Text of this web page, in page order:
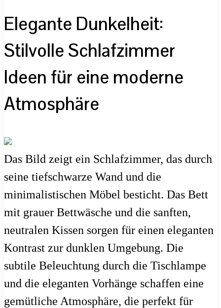
Elegante Dunkelheit:
Stilvolle Schlafzimmer
Ideen für eine moderne
Atmosphäre
Das Bild zeigt ein Schlafzimmer, das durch
seine tiefschwarze Wand und die
minimalistischen Möbel besticht. Das Bett
mit grauer Bettwäsche und die sanften,
neutralen Kissen sorgen für einen eleganten
Kontrast zur dunklen Umgebung. Die
subtile Beleuchtung durch die Tischlampe
und die eleganten Vorhänge schaffen eine
gemütliche Atmosphäre, die perfekt für